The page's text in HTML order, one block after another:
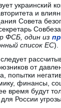
украинский
и
Совета
ФСБ, один из
список ЕС).
от
попытки
финансы,
время будут
России угрозы